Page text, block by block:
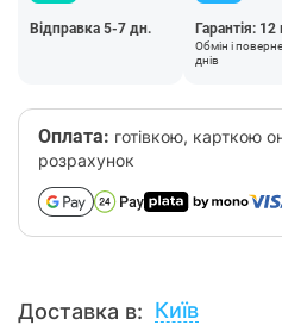
Відправка 5-7 дн. Гарантія: 12
Обмін і
днів
Оплата: готівкою, карткою
розрахунок
Доставка в: Київ